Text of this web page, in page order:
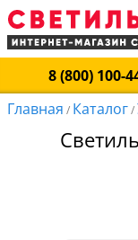
8 (800) 100-
Главная / Каталог/